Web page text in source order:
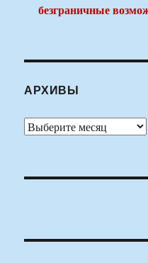
безграничные
АРХИВЫ
Архивы